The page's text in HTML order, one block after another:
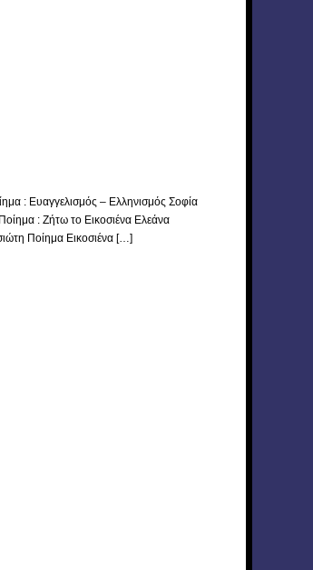
: Ευαγγελισμός – Ελληνισμός Σοφία
: Ζήτω το Εικοσιένα Ελεάνα
Ποίημα Εικοσιένα […]